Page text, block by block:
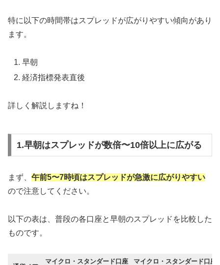
特に以下の時間帯はスプレッドが広がりやすい傾向があり
ます。
早朝
経済指標発表直後
詳しく解説しますね！
1.早朝はスプレッドが数倍〜10倍以上に広がる
まず、 午前5〜7時頃はスプレッドが急激に広がりやすい
ので注意してください。
以下の表は、普段の各口座と早朝のスプレッドを比較した
ものです。
マイクロ・スタンダード口座 マイクロ・スタンダード口座